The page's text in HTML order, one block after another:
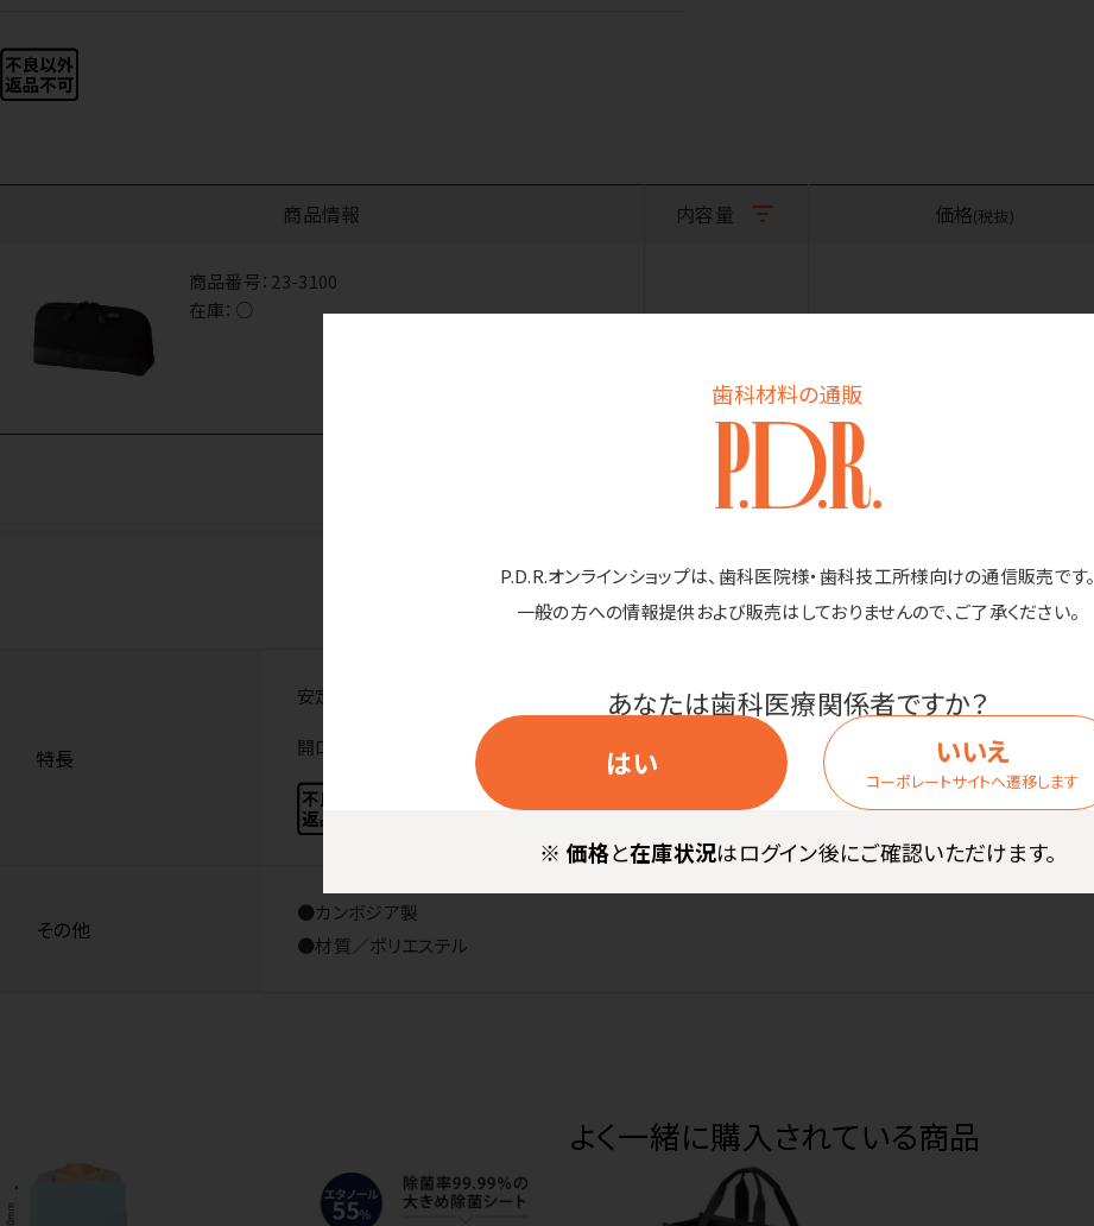
歯科材料の通販
P.D.R.オンラインショップは、歯科医院様・歯科技工所様向けの通信販売です。
一般の方への情報提供および販売はしておりませんので、ご了承ください。
あなたは歯科医療関係者ですか？
はい
いいえ
コーポレートサイトへ遷移します
※ 価格と在庫状況はログイン後にご確認いただけます。
商品情報 内容量 価格(税抜)
商品番号： 23-3100
在庫： ○
商品詳細
特長
安定感バツグンな三角フォルムなペンケース。
開口部を折り返すとペントレー形状になります。
その他
●カンボジア製
●材質／ポリエステル
よく一緒に購入されている商品